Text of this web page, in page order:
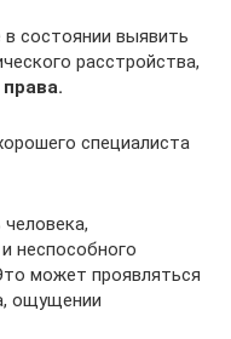
состоянии выявить
расстройства,
специалиста
неспособного
может проявляться
ощущении